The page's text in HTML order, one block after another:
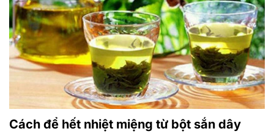
Cách để hết nhiệt miệng từ bột sắn dây
Không phải bỗng nhiên bột sắn dây được sử dụng
nhiều trong đông y như một thần dược để thanh nhiệt
và giải độc. Bạn có thể pha bột sắn dây để uống sống
hoặc quấy nóng để dùng. Tuy nhiên những bệnh nhân
tiểu đường hoặc ung thư không nên áp dụng phương
pháp này.